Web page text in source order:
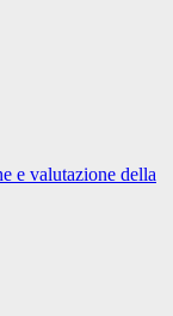
e valutazione della